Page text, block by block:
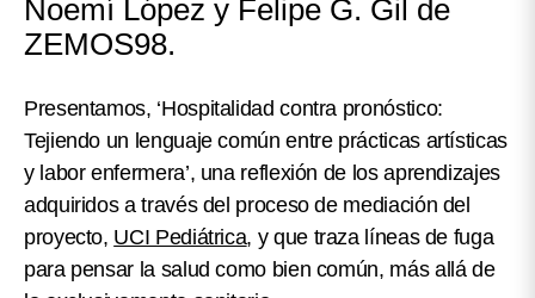
Noemí López y Felipe G. Gil de
ZEMOS98.
Presentamos, ‘Hospitalidad contra pronóstico:
Tejiendo un lenguaje común entre prácticas artísticas
y labor enfermera’, una reflexión de los aprendizajes
adquiridos a través del proceso de mediación del
proyecto, UCI Pediátrica, y que traza líneas de fuga
para pensar la salud como bien común, más allá de